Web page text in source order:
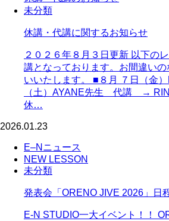
未分類
休講・代講に関するお知らせ
２０２６年８月３日更新 以下の
講となっております。お間違い
いいたします。 ■８月 ７日（金
（土）AYANE先生 代講 →
休…
2026.01.23
E–Nニュース
NEW LESSON
未分類
発表会「ORENO JIVE 2026」日
E-N STUDIO一大イベント！！